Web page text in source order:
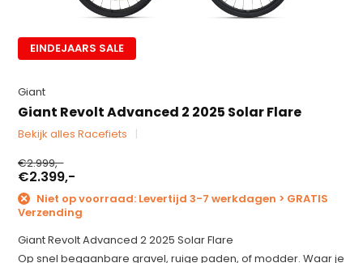
EINDEJAARS SALE
Giant
Giant Revolt Advanced 2 2025 Solar Flare
Bekijk alles Racefiets
€2.999,-
€2.399,-
Niet op voorraad: Levertijd 3-7 werkdagen > GRATIS
Verzending
Giant Revolt Advanced 2 2025 Solar Flare
Op snel begaanbare gravel, ruige paden, of modder. Waar je